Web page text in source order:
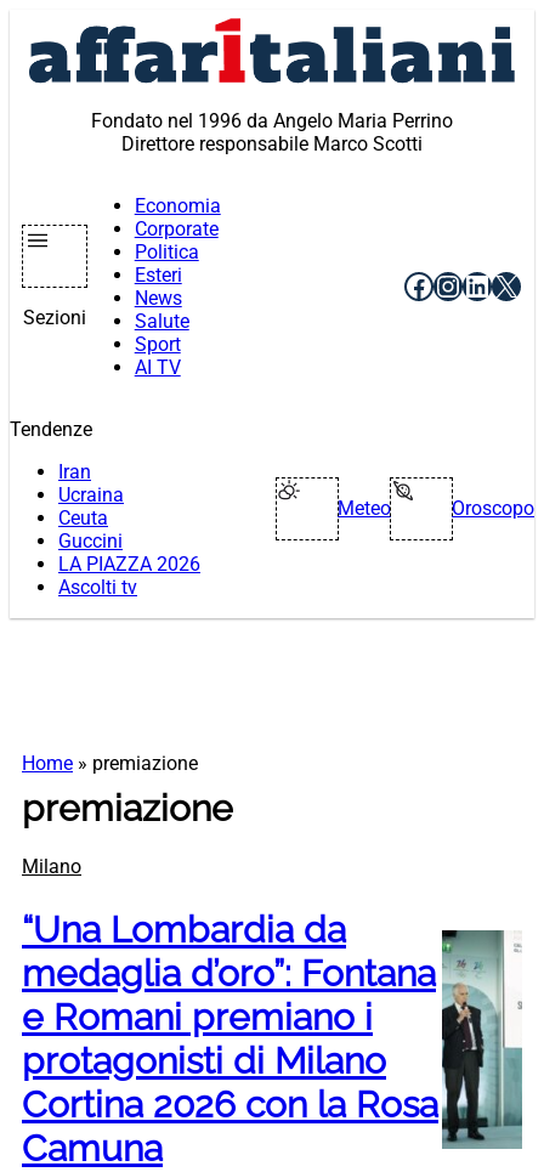
contenuto
Fondato nel 1996 da Angelo Maria Perrino
Direttore responsabile Marco Scotti
Sezioni
Economia
Corporate
Politica
Esteri
News
Salute
Sport
AI TV
Facebook
X
Tendenze
Iran
Ucraina
Ceuta
Guccini
LA PIAZZA 2026
Ascolti tv
Meteo Oroscopo
Home » premiazione
premiazione
Milano
“Una Lombardia da
medaglia d’oro”: Fontana
e Romani premiano i
protagonisti di Milano
Cortina 2026 con la Rosa
Camuna